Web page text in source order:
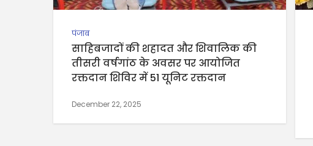
पंजाब
साहिबजादों की शहादत और शिवालिक की
तीसरी वर्षगांठ के अवसर पर आयोजित
रक्तदान शिविर में 51 यूनिट रक्तदान
December 22, 2025